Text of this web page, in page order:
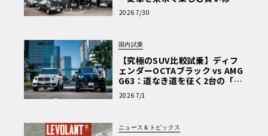
術と、プロがフックス製オイル
を選ぶ理由〈PR〉
2026 7/30
国内試乗
【究極のSUV比較試乗】ディフ
ェンダーOCTAブラック vs AMG
G63：道なき道を征く2台の「対
極的アプローチ」
2026 7/1
ニュース＆トピックス